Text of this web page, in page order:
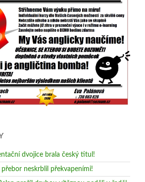
dvojice brala český titul!
přebor neskrblil překvapeními!